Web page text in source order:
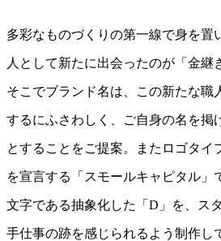
多彩なものづくりの第一線で身を置
人として新たに出会ったのが「金継
そこでブランド名は、この新たな職
するにふさわしく、ご自身の名を掲
とすることをご提案。またロゴタイ
を宣言する「スモールキャピタル」
文字である抽象化した「D」を、ス
手仕事の跡を感じられるよう制作し